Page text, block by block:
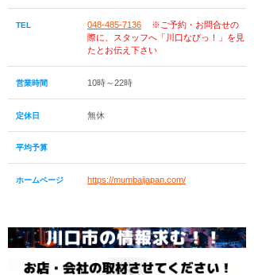
TEL 048-485-7136
※ご予約・お問合せの
際に、スタッフへ「川口なびっ！」を見
たとお伝え下さい
営業時間 10時～22時
定休日 無休
平均予算
ホームページ https://mumbaijapan.com/